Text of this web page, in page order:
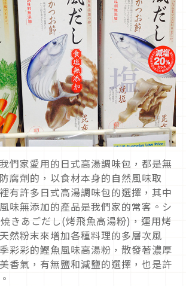
們家愛用的日式高湯調味包，都是無
腐劑的，以食材本身的自然風味取
有許多日式高湯調味包的選擇，其中
味無添加的產品是我們家的常客。シ
きあごだし(烤飛魚高湯粉)，運用烤
然粉末來增加各種料理的多層次風
彩彩的鰹魚風味高湯粉，散發著濃厚
香氣，有無鹽和減鹽的選擇，也是許